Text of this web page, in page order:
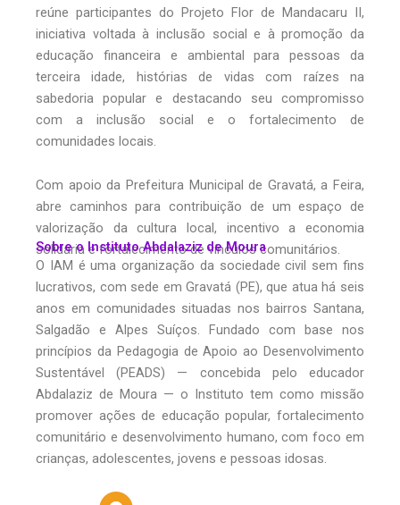
reúne participantes do Projeto Flor de Mandacaru II,
iniciativa voltada à inclusão social e à promoção da
educação financeira e ambiental para pessoas da
terceira idade, histórias de vidas com raízes na
sabedoria popular e destacando seu compromisso
com a inclusão social e o fortalecimento de
comunidades locais.
Com apoio da Prefeitura Municipal de Gravatá, a Feira,
abre caminhos para contribuição de um espaço de
valorização da cultura local, incentivo a economia
solidária e fortalecimento de vínculos comunitários.
Sobre o Instituto Abdalaziz de Moura
O IAM é uma organização da sociedade civil sem fins
lucrativos, com sede em Gravatá (PE), que atua há seis
anos em comunidades situadas nos bairros Santana,
Salgadão e Alpes Suíços. Fundado com base nos
princípios da Pedagogia de Apoio ao Desenvolvimento
Sustentável (PEADS) — concebida pelo educador
Abdalaziz de Moura — o Instituto tem como missão
promover ações de educação popular, fortalecimento
comunitário e desenvolvimento humano, com foco em
crianças, adolescentes, jovens e pessoas idosas.